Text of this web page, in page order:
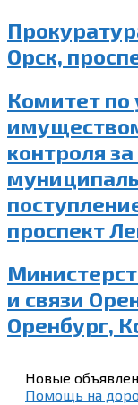
Орск,
Комитет
контроля
проспект
и связи
Оренбург,
Новые
Помощь на